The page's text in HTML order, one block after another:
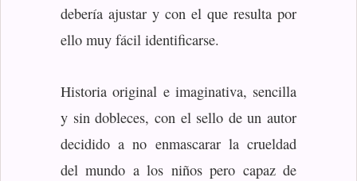
debería ajustar y con el que resulta por
ello muy fácil identificarse.
Historia original e imaginativa, sencilla
y sin dobleces, con el sello de un autor
decidido a no enmascarar la crueldad
del mundo a los niños pero capaz de